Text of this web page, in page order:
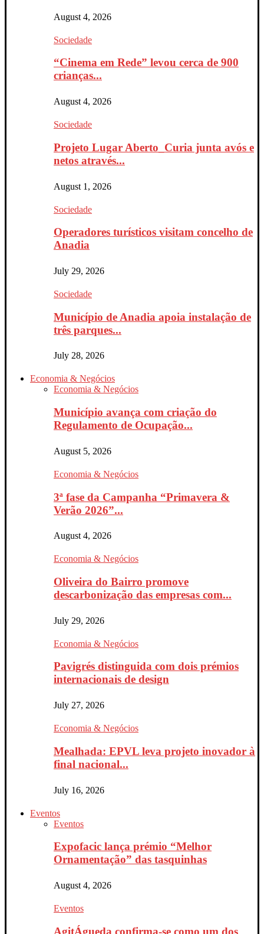
August 4, 2026
Sociedade
“Cinema em Rede” levou cerca de 900
crianças...
August 4, 2026
Sociedade
Projeto Lugar Aberto_Curia junta avós e
netos através...
August 1, 2026
Sociedade
Operadores turísticos visitam concelho de
Anadia
July 29, 2026
Sociedade
Município de Anadia apoia instalação de
três parques...
July 28, 2026
Economia & Negócios
Economia & Negócios
Município avança com criação do
Regulamento de Ocupação...
August 5, 2026
Economia & Negócios
3ª fase da Campanha “Primavera &
Verão 2026”...
August 4, 2026
Economia & Negócios
Oliveira do Bairro promove
descarbonização das empresas com...
July 29, 2026
Economia & Negócios
Pavigrés distinguida com dois prémios
internacionais de design
July 27, 2026
Economia & Negócios
Mealhada: EPVL leva projeto inovador à
final nacional...
July 16, 2026
Eventos
Eventos
Expofacic lança prémio “Melhor
Ornamentação” das tasquinhas
August 4, 2026
Eventos
AgitÁgueda confirma-se como um dos